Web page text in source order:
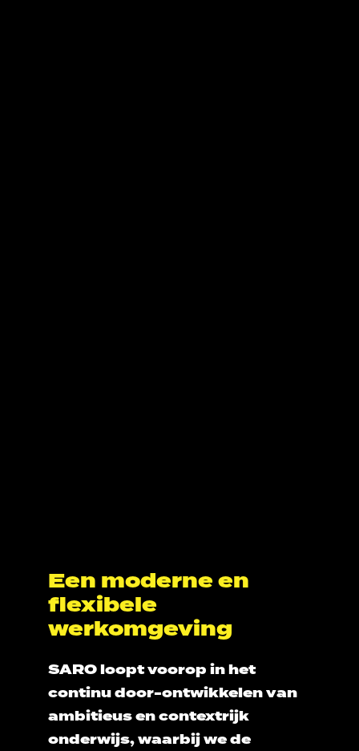
Een moderne en
flexibele
werkomgeving
SARO loopt voorop in het
continu door-ontwikkelen van
ambitieus en contextrijk
onderwijs, waarbij we de